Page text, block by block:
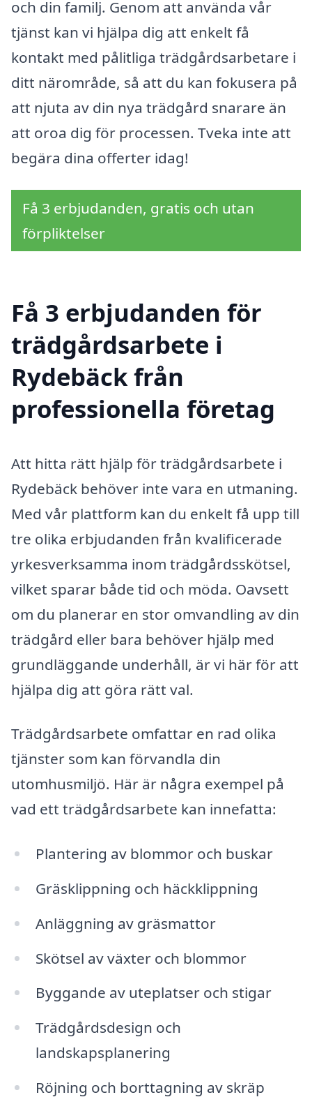
och din familj. Genom att använda vår
tjänst kan vi hjälpa dig att enkelt få
kontakt med pålitliga trädgårdsarbetare i
ditt närområde, så att du kan fokusera på
att njuta av din nya trädgård snarare än
att oroa dig för processen. Tveka inte att
begära dina offerter idag!
Få 3 erbjudanden, gratis och utan
förpliktelser
Få 3 erbjudanden för
trädgårdsarbete i
Rydebäck från
professionella företag
Att hitta rätt hjälp för trädgårdsarbete i
Rydebäck behöver inte vara en utmaning.
Med vår plattform kan du enkelt få upp till
tre olika erbjudanden från kvalificerade
yrkesverksamma inom trädgårdsskötsel,
vilket sparar både tid och möda. Oavsett
om du planerar en stor omvandling av din
trädgård eller bara behöver hjälp med
grundläggande underhåll, är vi här för att
hjälpa dig att göra rätt val.
Trädgårdsarbete omfattar en rad olika
tjänster som kan förvandla din
utomhusmiljö. Här är några exempel på
vad ett trädgårdsarbete kan innefatta:
Plantering av blommor och buskar
Gräsklippning och häckklippning
Anläggning av gräsmattor
Skötsel av växter och blommor
Byggande av uteplatser och stigar
Trädgårdsdesign och
landskapsplanering
Röjning och borttagning av skräp